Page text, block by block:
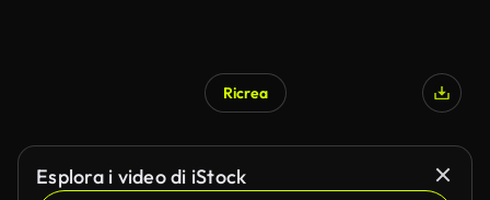
Ricrea
Esplora i video di iStock